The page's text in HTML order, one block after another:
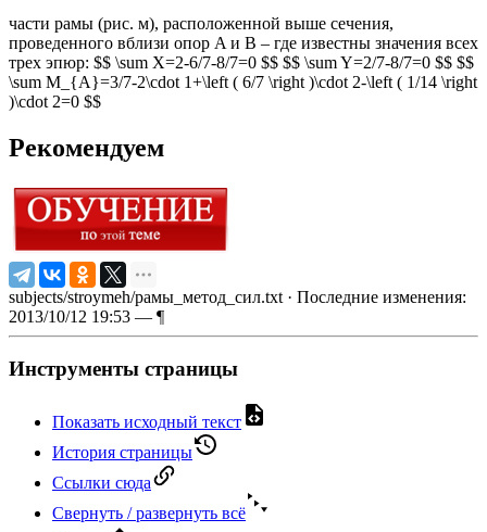
части рамы (рис. м), расположенной выше сечения,
проведенного вблизи опор A и B – где известны значения всех
трех эпюр: $$ \sum X=2-6/7-8/7=0 $$ $$ \sum Y=2/7-8/7=0 $$ $$
\sum M_{A}=3/7-2\cdot 1+\left ( 6/7 \right )\cdot 2-\left ( 1/14 \right
)\cdot 2=0 $$
Рекомендуем
subjects/stroymeh/рамы_метод_сил.txt · Последние изменения:
2013/10/12 19:53 — ¶
Инструменты страницы
Показать исходный текст
История страницы
Ссылки сюда
Свернуть / развернуть всё